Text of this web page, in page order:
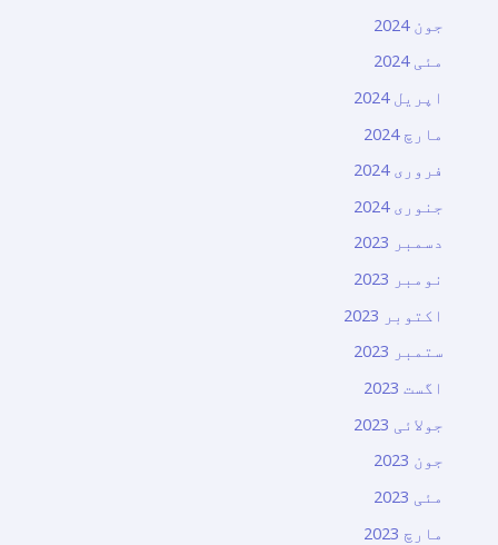
جون 2024
مئی 2024
اپریل 2024
مارچ 2024
فروری 2024
جنوری 2024
دسمبر 2023
نومبر 2023
اکتوبر 2023
ستمبر 2023
اگست 2023
جولائی 2023
جون 2023
مئی 2023
مارچ 2023